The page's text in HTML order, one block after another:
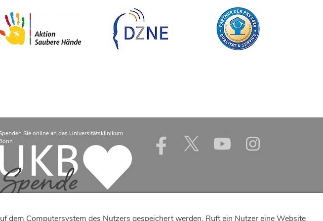
Sie online an das Universitätsklinikum
dem Computersystem des Nutzers gespeichert werden. Ruft ein Nutzer eine Website